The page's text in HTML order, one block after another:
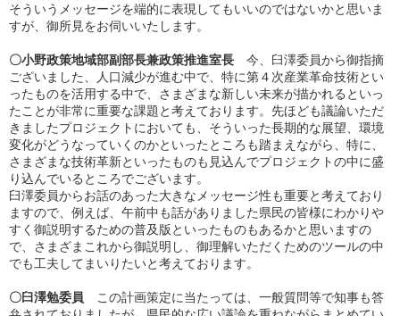
そういうメッセージを端的に表現してもいいのではないかと思いま
すが、御所見をお伺いいたします。
〇小野政策地域部副部長兼政策推進室長 今、臼澤委員から御指摘
ございました、人口減少が進む中で、特に第４次産業革命技術とい
ったものを活用する中で、さまざまな新しい未来が描かれるといっ
たことが非常に重要な課題と考えております。先ほども議論いただ
きましたプロジェクトにおいても、そういった長期的な展望、環境
変化がどうなっていくのかといったところも踏まえながら、特に、
さまざまな技術革新といったものも見込んでプロジェクトの中に盛
り込んでいるところでございます。
臼澤委員からお話のあった大きなメッセージ性も重要と考えており
ますので、例えば、午前中も話がありました県民の皆様にわかりや
すく御説明するための普及版といったものもあるかと思いますの
で、さまざまこれから御説明し、御理解いただくためのツールの中
でも工夫してまいりたいと考えております。
〇臼澤勉委員 この計画策定に当たっては、一般質問等で知事も答